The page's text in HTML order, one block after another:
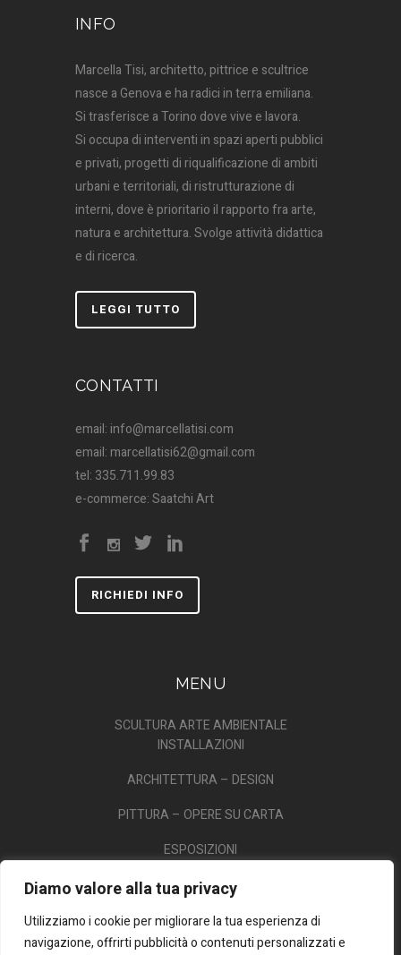
Diamo valore alla tua privacy
Utilizziamo i cookie per migliorare la tua esperienza di
navigazione, offrirti pubblicità o contenuti personalizzati e
INFO
Marcella Tisi, architetto, pittrice e scultrice
nasce a Genova e ha radici in terra emiliana.
Si trasferisce a Torino dove vive e lavora.
Si occupa di interventi in spazi aperti pubblici
e privati, progetti di riqualificazione di ambiti
urbani e territoriali, di ristrutturazione di
interni, dove è prioritario il rapporto fra arte,
natura e architettura. Svolge attività didattica
e di ricerca.
LEGGI TUTTO
CONTATTI
email: info@marcellatisi.com
email: marcellatisi62@gmail.com
tel: 335.711.99.83
e-commerce: Saatchi Art
RICHIEDI INFO
MENU
SCULTURA ARTE AMBIENTALE
INSTALLAZIONI
ARCHITETTURA – DESIGN
PITTURA – OPERE SU CARTA
ESPOSIZIONI
CONVEGNI – PUBBLICAZIONI
VIDEO